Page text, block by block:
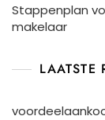
Stappenplan
makelaar
LAATSTE